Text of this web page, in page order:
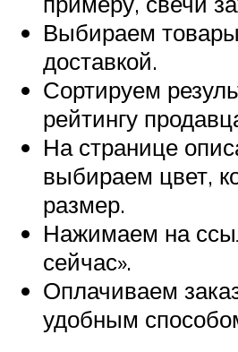
Выбираем
доставкой.
Сортируем
рейтингу
На странице
выбираем цвет,
размер.
Нажимаем на
сейчас».
Оплачиваем
удобным